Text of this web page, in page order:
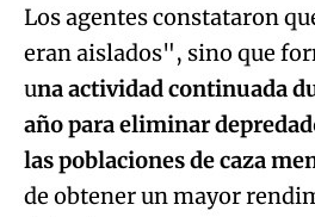
Los agentes constataron
eran aislados", sino que
una actividad continuada
año para eliminar
las poblaciones de caza
de obtener un mayor